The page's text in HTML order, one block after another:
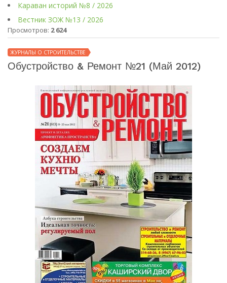
Караван историй №8 / 2026
Вестник ЗОЖ №13 / 2026
Просмотров: 2 624
ЖУРНАЛЫ О СТРОИТЕЛЬСТВЕ
Обустройство & Ремонт №21 (май 2012)